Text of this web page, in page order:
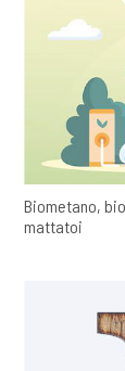
Biometano,
mattatoi